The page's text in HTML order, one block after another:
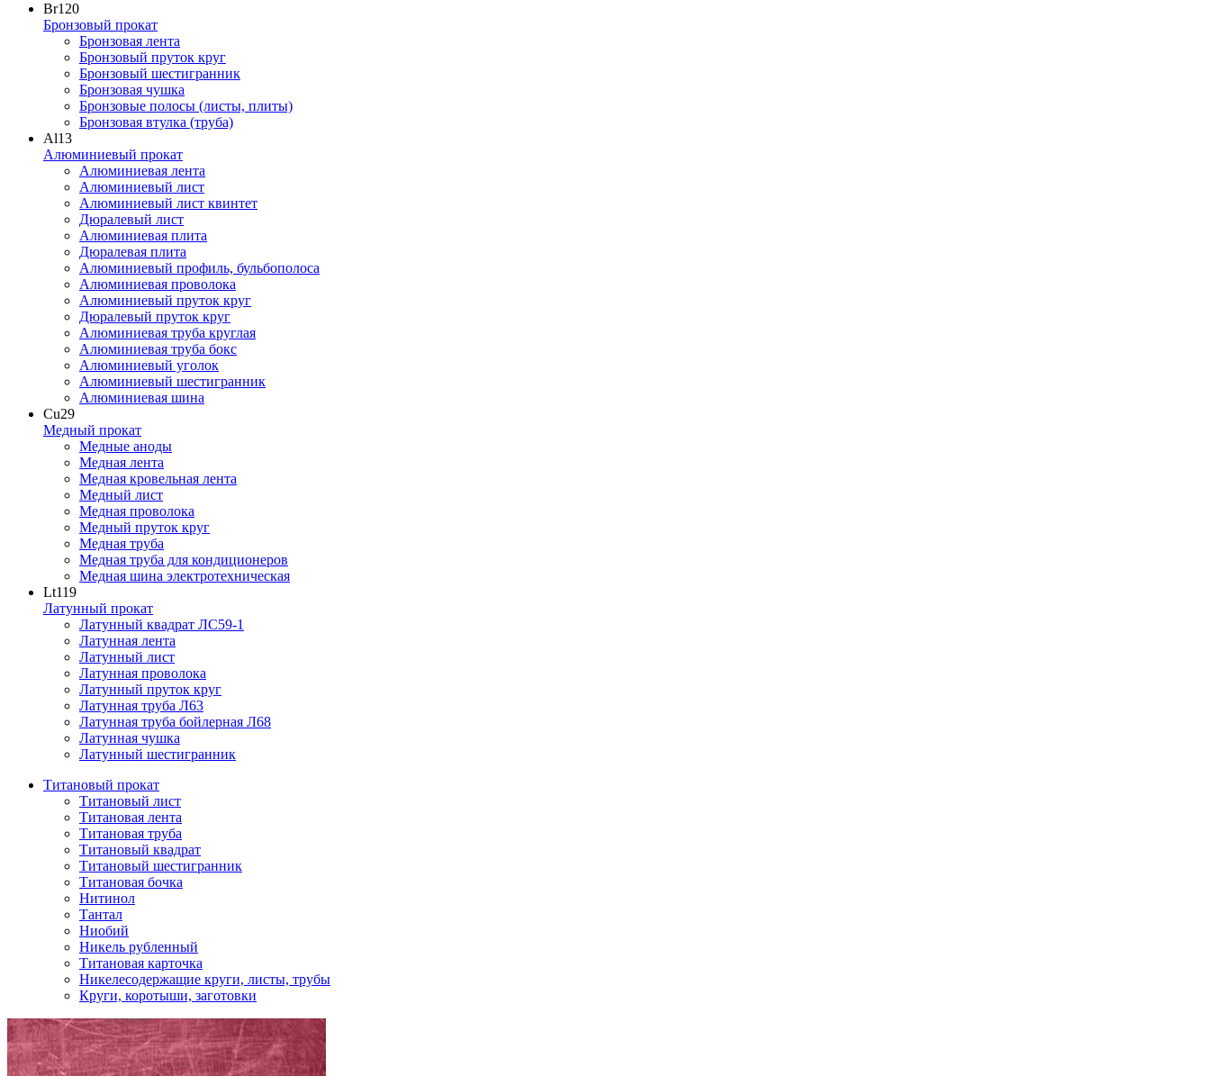
Br120
Бронзовый прокат
Бронзовая лента
Бронзовый пруток круг
Бронзовый шестигранник
Бронзовая чушка
Бронзовые полосы (листы, плиты)
Бронзовая втулка (труба)
Al13
Алюминиевый прокат
Алюминиевая лента
Алюминиевый лист
Алюминиевый лист квинтет
Дюралевый лист
Алюминиевая плита
Дюралевая плита
Алюминиевый профиль, бульбополоса
Алюминиевая проволока
Алюминиевый пруток круг
Дюралевый пруток круг
Алюминиевая труба круглая
Алюминиевая труба бокс
Алюминиевый уголок
Алюминиевый шестигранник
Алюминиевая шина
Cu29
Медный прокат
Медные аноды
Медная лента
Медная кровельная лента
Медный лист
Медная проволока
Медный пруток круг
Медная труба
Медная труба для кондиционеров
Медная шина электротехническая
Lt119
Латунный прокат
Латунный квадрат ЛС59-1
Латунная лента
Латунный лист
Латунная проволока
Латунный пруток круг
Латунная труба Л63
Латунная труба бойлерная Л68
Латунная чушка
Латунный шестигранник
Титановый прокат
Титановый лист
Титановая лента
Титановая труба
Титановый квадрат
Титановый шестигранник
Титановая бочка
Нитинол
Тантал
Ниобий
Никель рубленный
Титановая карточка
Никелесодержащие круги, листы, трубы
Круги, коротыши, заготовки